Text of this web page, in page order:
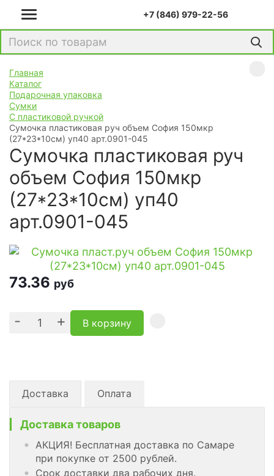
+7 (846) 979-22-56
Главная
Каталог
Подарочная упаковка
Сумки
С пластиковой ручкой
Сумочка пластиковая руч объем София 150мкр
(27*23*10см) уп40 арт.0901-045
Сумочка пластиковая руч
объем София 150мкр
(27*23*10см) уп40
арт.0901-045
73.36 руб
- + В корзину
Доставка Оплата
Доставка товаров
АКЦИЯ! Бесплатная доставка по Самаре
при покупке от 2500 рублей.
Срок доставки два рабочих дня.